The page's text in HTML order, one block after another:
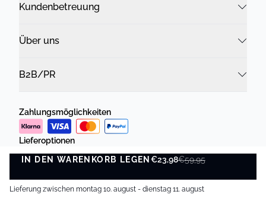
IN DEN WARENKORB LEGEN€23,98€59,95
IN DEN WARENKORB LEGEN
Lieferung zwischen montag 10. august - dienstag 11. august
Kundenbetreuung
Über uns
B2B/PR
Zahlungsmöglichkeiten
Lieferoptionen